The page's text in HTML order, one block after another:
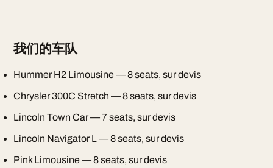
我们的车队
Hummer H2 Limousine — 8 seats, sur devis
Chrysler 300C Stretch — 8 seats, sur devis
Lincoln Town Car — 7 seats, sur devis
Lincoln Navigator L — 8 seats, sur devis
Pink Limousine — 8 seats, sur devis